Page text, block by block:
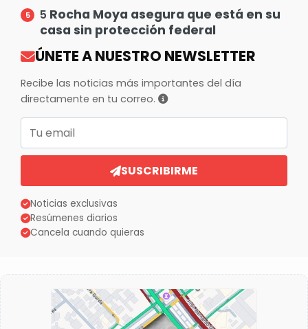
5 Rocha Moya asegura que está en su
casa sin protección federal
ÚNETE A NUESTRO NEWSLETTER
Recibe las noticias más importantes del día
directamente en tu correo.
Correo electrónico
SUSCRIBIRME
Noticias exclusivas
Resúmenes diarios
Cancela cuando quieras